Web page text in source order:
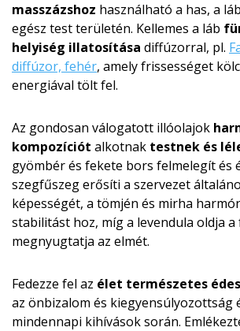
masszázshoz használható a has, a
egész test területén. Kellemes a láb
helyiség illatosítása diffúzorral, pl.
diffúzor, fehér, amely frissességet
energiával tölt fel.
Az gondosan válogatott illóolajok
kompozíciót alkotnak testnek és
gyömbér és fekete bors felmelegít és
szegfűszeg erősíti a szervezet
képességét, a tömjén és mirha
stabilitást hoz, míg a levendula oldja
megnyugtatja az elmét.
Fedezze fel az élet természetes
az önbizalom és kiegyensúlyozottság
mindennapi kihívások során.